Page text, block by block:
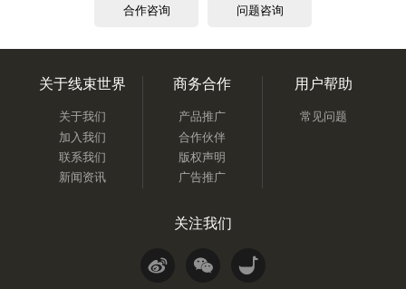
合作咨询 问题咨询
关于线束世界
关于我们
加入我们
联系我们
新闻资讯
商务合作
产品推广
合作伙伴
版权声明
广告推广
用户帮助
常见问题
关注我们